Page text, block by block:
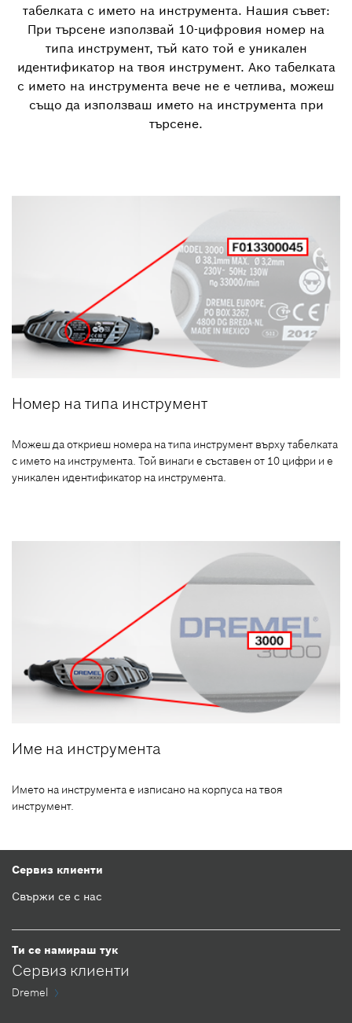
табелката с името на инструмента. Нашия съвет:
При търсене използвай 10-цифровия номер на
типа инструмент, тъй като той е уникален
идентификатор на твоя инструмент. Ако табелката
с името на инструмента вече не е четлива, можеш
също да използваш името на инструмента при
търсене.
Номер на типа инструмент
Можеш да откриеш номера на типа инструмент върху табелката
с името на инструмента. Той винаги е съставен от 10 цифри и е
уникален идентификатор на инструмента.
Име на инструмента
Името на инструмента е изписано на корпуса на твоя
инструмент.
Сервиз клиенти
Свържи се с нас
Ти се намираш тук
Сервиз клиенти
Dremel